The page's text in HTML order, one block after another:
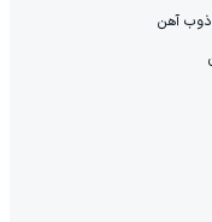
ذوب آهن